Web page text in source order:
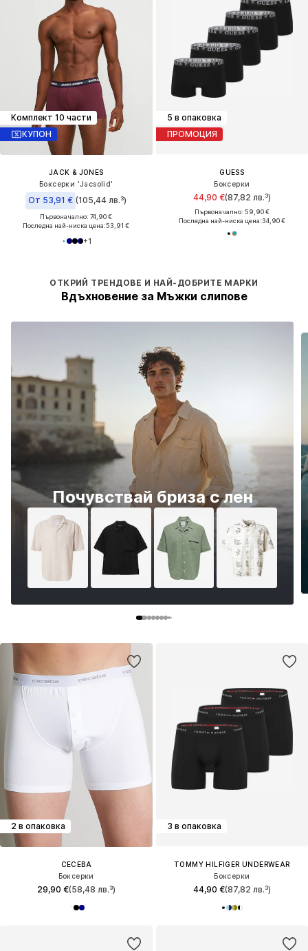
Комплект 10 части
КУПОН
JACK & JONES
Боксерки 'Jacsolid'
От 53,91 € (105,44 лв.³)
Първоначално: 74,90 €
Последна най-ниска цена:53,91 €
+1
ОТКРИЙ ТРЕНДОВЕ И НАЙ-ДОБРИТЕ МАРКИ
Вдъхновение за Мъжки слипове
Почувствай бриза с лен
5 в опаковка
ПРОМОЦИЯ
GUESS
Боксерки
44,90 €(87,82 лв.³)
Първоначално: 59,90 €
Последна най-ниска цена:34,90 €
2 в опаковка
CECEBA
Боксерки
29,90 €(58,48 лв.³)
3 в опаковка
TOMMY HILFIGER UNDERWEAR
Боксерки
44,90 €(87,82 лв.³)